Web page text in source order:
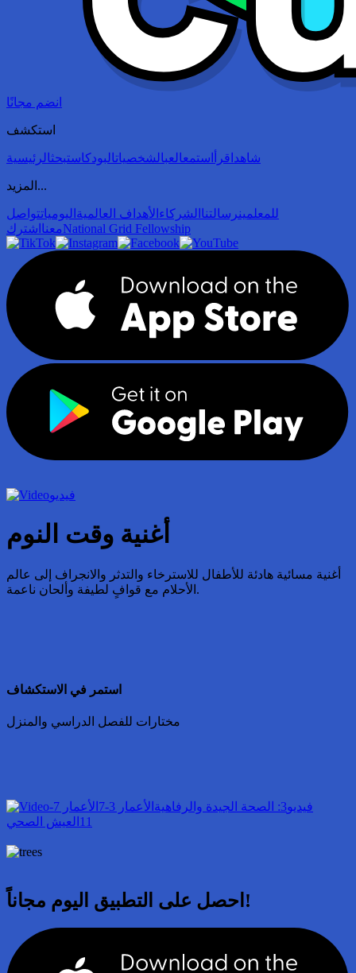
انضم مجانًا
استكشف
شاهد اقرأ استمعالعبالشخصياتالبودكاستبحثالرئيسية
المزيد...
للمعلمينرسالتنا الشركاء الأهداف العالمية اليومياتتواصل
معنا اشترك National Grid Fellowship
فيديو
أغنية وقت النوم
أغنية مسائية هادئة للأطفال للاسترخاء والتدثر والانجراف إلى عالم
الأحلام مع قوافٍ لطيفة وألحان ناعمة.
استمر في الاستكشاف
مختارات للفصل الدراسي والمنزل
فيديو3: الصحة الجيدة والرفاهية الأعمار 3-7
الأعمار 7-
11 العيش الصحي
احصل على التطبيق اليوم مجاناً!